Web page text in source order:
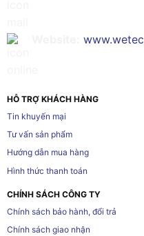
HỖ TRỢ KHÁCH HÀNG
Tin khuyến mại
Tư vấn sản phẩm
Hướng dẫn mua hàng
Hình thức thanh toán
CHÍNH SÁCH CÔNG TY
Chính sách bảo hành, đổi trả
Chính sách giao nhận